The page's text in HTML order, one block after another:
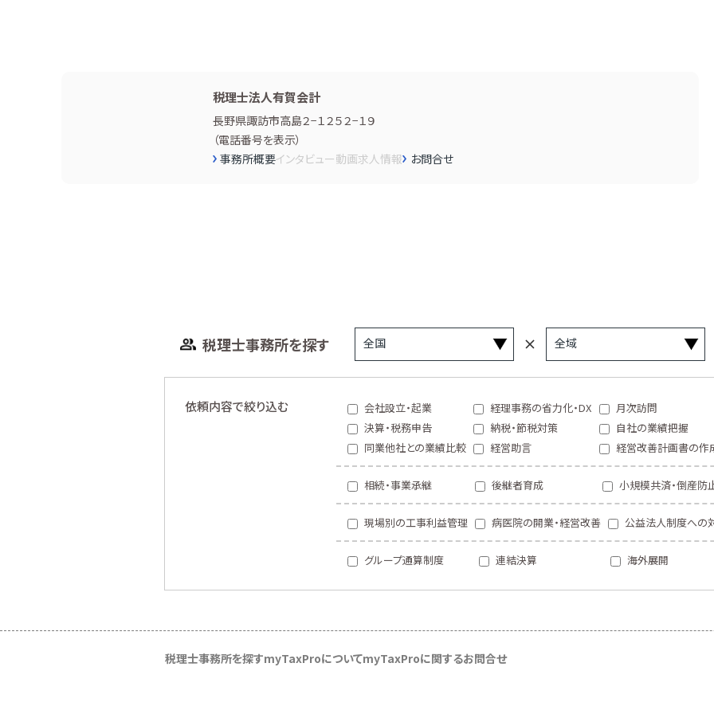
税理士法人有賀会計
長野県諏訪市高島２−１２５２−１９
（電話番号を表示）
事務所概要インタビュー動画求人情報 お問合せ
税理士事務所を探す
依頼内容で絞り込む 会社設立・起業 経理事務の省力化・DX
月次訪問
決算・税務申告
納税・節税対策
自社の業績把握
同業他社との業績比較
経営助言 経営改善計画書の作
相続・事業承継 後継者育成 小規模共済・倒産防
現場別の工事利益管理 病医院の開業・経営改善 公益法人制度への
グループ通算制度 連結決算 海外展開
税理士事務所を探すmyTaxProについてmyTaxProに関するお問合せ